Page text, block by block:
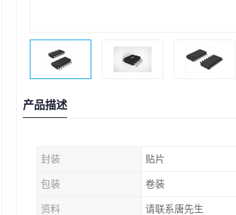
产品描述
封装 贴片
包装 卷装
资料 请联系唐先生